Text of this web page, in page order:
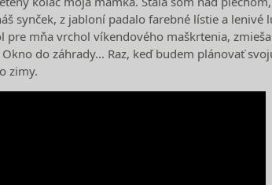
synček, z jabloní padalo farebné lístie a
pre mňa vrchol víkendového maškrtenia,
do záhrady… Raz, keď budem plánovať
zimy.